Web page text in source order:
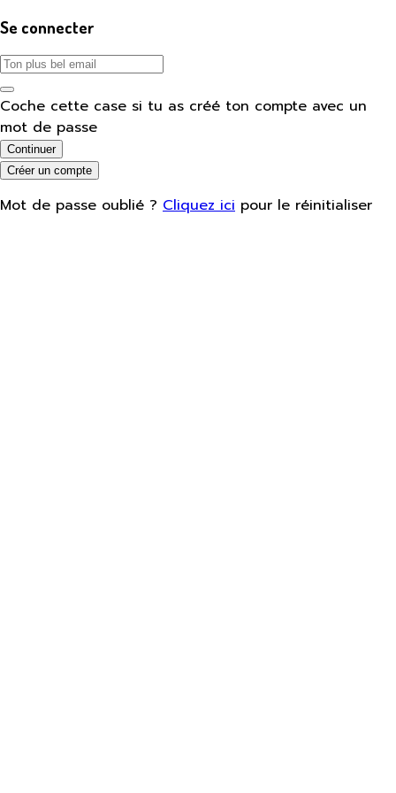
Se connecter
Coche cette case si tu as créé ton compte avec un
mot de passe
Continuer
Créer un compte
Mot de passe oublié ? Cliquez ici pour le réinitialiser